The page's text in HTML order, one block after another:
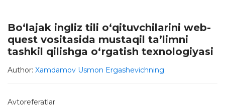
Bo‘lajak ingliz tili o‘qituvchilarini web-
quest vositasida mustaqil ta’limni
tashkil qilishga o‘rgatish texnologiyasi
Author: Xamdamov Usmon Ergashevichning
Avtoreferatlar